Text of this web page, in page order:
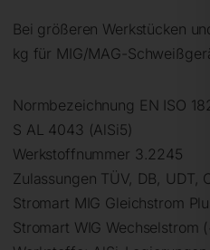
Bei größeren Werkstücken
kg für MIG/MAG-
Normbezeichnung EN ISO
S AL 4043 (AlSi5)
Werkstoffnummer 3.2245
Zulassungen TÜV, DB, UDT,
Stromart MIG Gleichstrom
Stromart WIG Wechselstrom